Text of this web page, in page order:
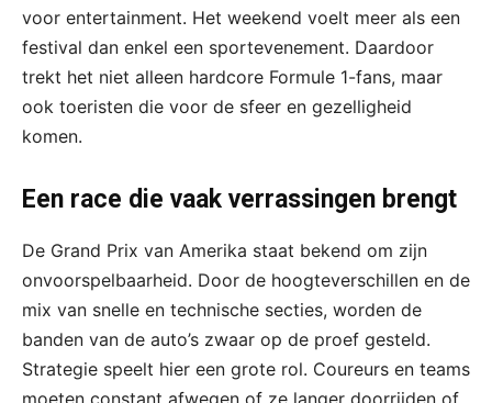
voor entertainment. Het weekend voelt meer als een
festival dan enkel een sportevenement. Daardoor
trekt het niet alleen hardcore Formule 1-fans, maar
ook toeristen die voor de sfeer en gezelligheid
komen.
Een race die vaak verrassingen brengt
De Grand Prix van Amerika staat bekend om zijn
onvoorspelbaarheid. Door de hoogteverschillen en de
mix van snelle en technische secties, worden de
banden van de auto’s zwaar op de proef gesteld.
Strategie speelt hier een grote rol. Coureurs en teams
moeten constant afwegen of ze langer doorrijden of